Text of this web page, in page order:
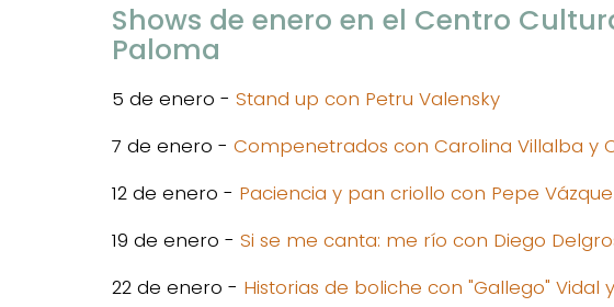
Shows de enero en el Centro
Paloma
5 de enero - Stand up con Petru Valensky
7 de enero - Compenetrados con Carolina Villalba y
12 de enero - Paciencia y pan criollo con Pepe
19 de enero - Si se me canta: me río con Diego
22 de enero - Historias de boliche con "Gallego" Vidal